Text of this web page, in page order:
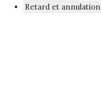
Retard et annulation